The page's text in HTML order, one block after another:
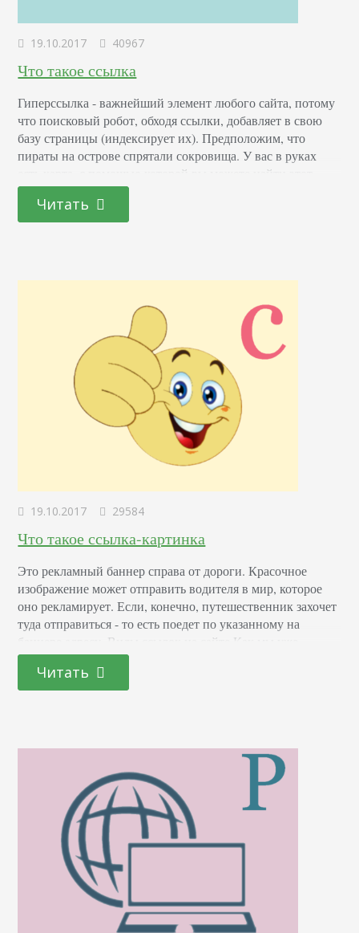
19.10.2017 40967
Что такое ссылка
Гиперссылка - важнейший элемент любого сайта, потому
что поисковый робот, обходя ссылки, добавляет в свою
базу страницы (индексирует их). Предположим, что
пираты на острове спрятали сокровища. У вас в руках
есть карта, с помощью которой вы можете найти этот
клад. Вы начинаете свое путешествие от разбитого
корабля на берегу острова. Стрелкой от данной точки
показан путь к дуплу старого дерева.…
Читать
19.10.2017 29584
Что такое ссылка-картинка
Это рекламный баннер справа от дороги. Красочное
изображение может отправить водителя в мир, которое
оно рекламирует. Если, конечно, путешественник захочет
туда отправиться - то есть поедет по указанному на
баннере адресу. Виды ссылок на сайте Как мы уже
рассказывали в другой статье, ссылки на сайте могут быть
разными. Два основных типа ссылок - это текстовые
анкорные и безанкорные, а также…
Читать